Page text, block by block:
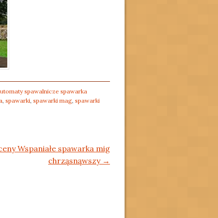
spawalnicze spawarka
, spawarki, spawarki mag, spawarki
Wspaniałe spawarka mig
chrząsnąwszy →